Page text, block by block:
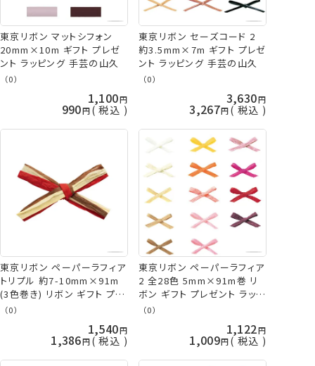
東京リボン マットシフォン
20mm×10m ギフト プレゼ
ント ラッピング 手芸の山久
（0）
1,100
990 税込
東京リボン セーズコード 2
約3.5mm×7m ギフト プレゼ
ント ラッピング 手芸の山久
（0）
3,630
3,267 税込
東京リボン ペーパーラフィア
トリプル 約7-10mm×91m
(3色巻き) リボン ギフト プレ
ゼント ラッピング 手芸の山
（0）
1,540
1,386 税込
東京リボン ペーパーラフィア
2 全28色 5mm×91m巻 リ
ボン ギフト プレゼント ラッピ
ング 手芸の山久
（0）
1,122
1,009 税込